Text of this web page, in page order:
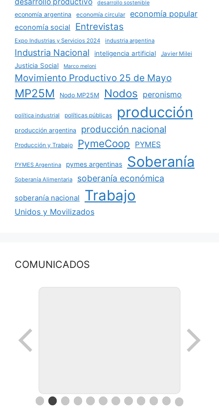
desarrollo sostenible
economía argentina economía circular economía popular
economía social Entrevistas
Expo Industrias y Servicios 2024 industria argentina
Industria Nacional inteligencia artificial Javier Milei
Justicia Social Marco meloni
Movimiento Productivo 25 de Mayo
MP25M Nodo MP25M Nodos peronismo
política industrial políticas públicas producción
producción argentina producción nacional
Producción y Trabajo PymeCoop PYMES
PYMES Argentina pymes argentinas Soberanía
Soberanía Alimentaria soberanía económica
soberanía nacional Trabajo
Unidos y Movilizados
COMUNICADOS